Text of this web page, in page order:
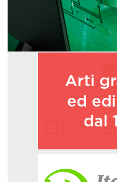
ECOINCENTRIAMOCI